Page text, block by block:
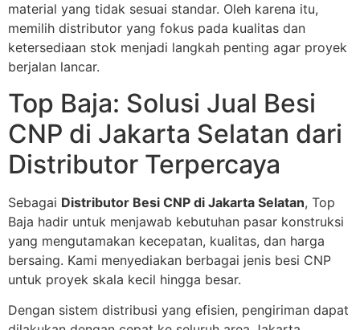
material yang tidak sesuai standar. Oleh karena itu,
memilih distributor yang fokus pada kualitas dan
ketersediaan stok menjadi langkah penting agar proyek
berjalan lancar.
Top Baja: Solusi Jual Besi
CNP di Jakarta Selatan dari
Distributor Terpercaya
Sebagai Distributor Besi CNP di Jakarta Selatan, Top
Baja hadir untuk menjawab kebutuhan pasar konstruksi
yang mengutamakan kecepatan, kualitas, dan harga
bersaing. Kami menyediakan berbagai jenis besi CNP
untuk proyek skala kecil hingga besar.
Dengan sistem distribusi yang efisien, pengiriman dapat